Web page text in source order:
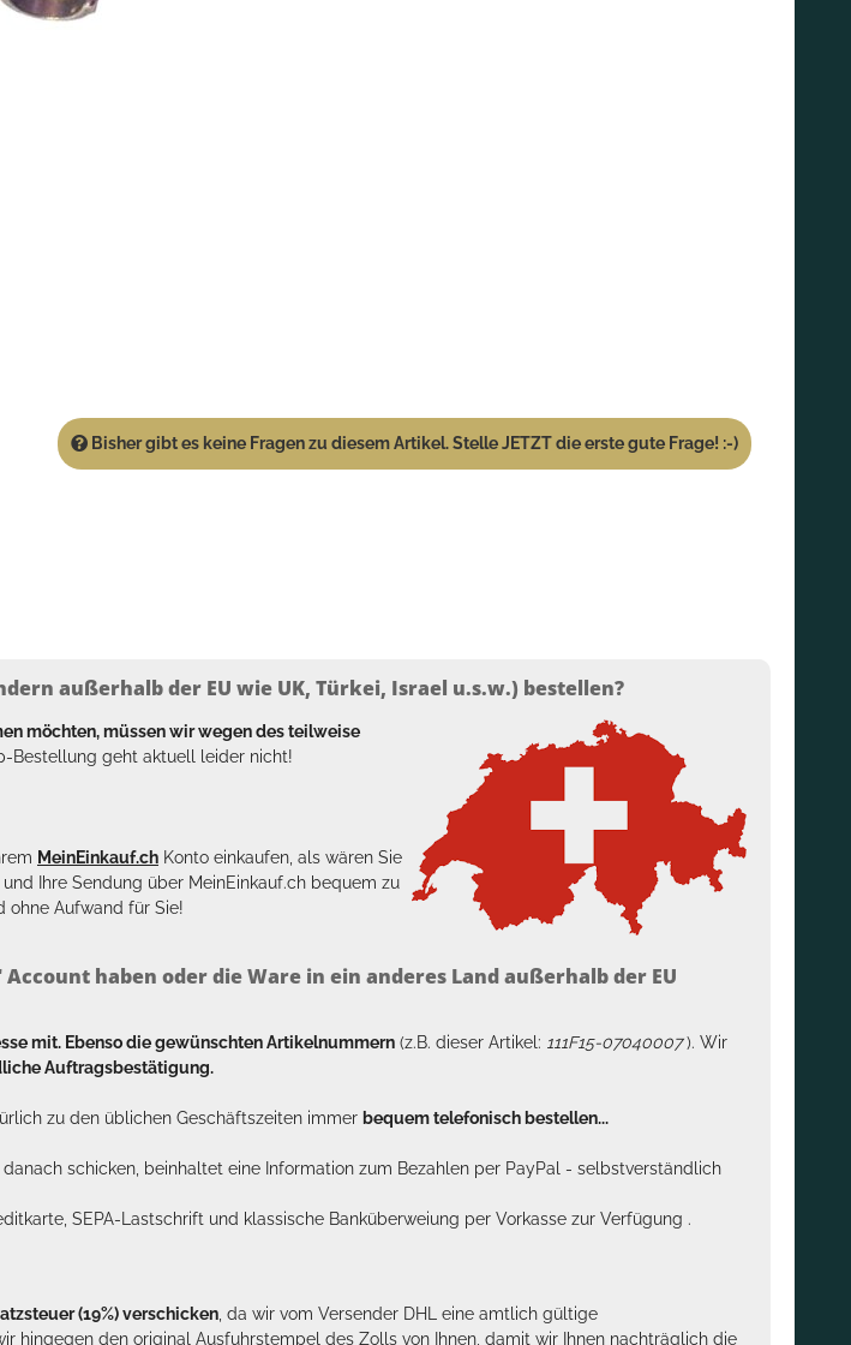
Bisher gibt es keine Fragen zu diesem Artikel. Stelle JETZT die erste gute Frage! :-)
außerhalb der EU wie UK, Türkei, Israel u.s.w.) bestellen?
möchten, müssen wir wegen des teilweise
Bestellung geht aktuell leider nicht!
MeinEinkauf.ch Konto einkaufen, als wären Sie
und Ihre Sendung über MeinEinkauf.ch bequem zu
ohne Aufwand für Sie!
haben oder die Ware in ein anderes Land außerhalb der EU
mit. Ebenso die gewünschten Artikelnummern (z.B. dieser Artikel: 111F15-07040007). Wir
Auftragsbestätigung.
zu den üblichen Geschäftszeiten immer bequem telefonisch bestellen...
schicken, beinhaltet eine Information zum Bezahlen per PayPal - selbstverständlich
SEPA-Lastschrift und klassische Banküberweiung per Vorkasse zur Verfügung .
(19%) verschicken , da wir vom Versender DHL eine amtlich gültige
den original Ausfuhrstempel des Zolls von Ihnen, damit wir Ihnen nachträglich die